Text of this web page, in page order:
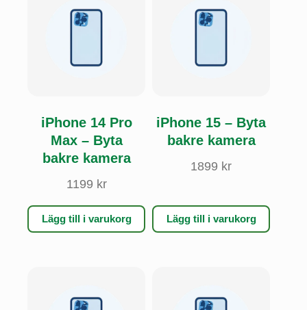
iPhone 14 Pro
Max – Byta
bakre kamera
1199 kr
Lägg till i varukorg
iPhone 15 – Byta
bakre kamera
1899 kr
Lägg till i varukorg